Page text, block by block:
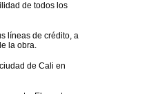
de todos los
líneas de crédito, a
la obra.
de Cali en